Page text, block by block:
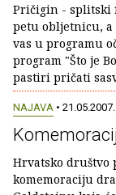
Pričigin - splitski
petu obljetnicu, a
vas u programu
program "Što je
pastiri pričati
NAJAVA • 21.05.2007.
Hrvatsko društvo
komemoraciju